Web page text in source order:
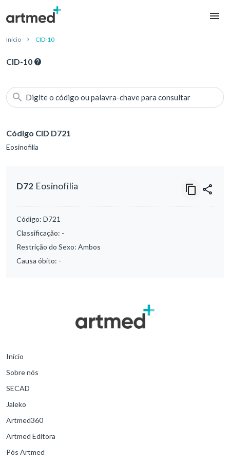
Início CID-10
CID-10
Digite o código ou palavra-chave para consultar
Código CID D721
Eosinofilia
D72 Eosinofilia
Código: D721
Classificação: -
Restrição do Sexo: Ambos
Causa óbito: -
Início
Sobre nós
SECAD
Jaleko
Artmed360
Artmed Editora
Pós Artmed